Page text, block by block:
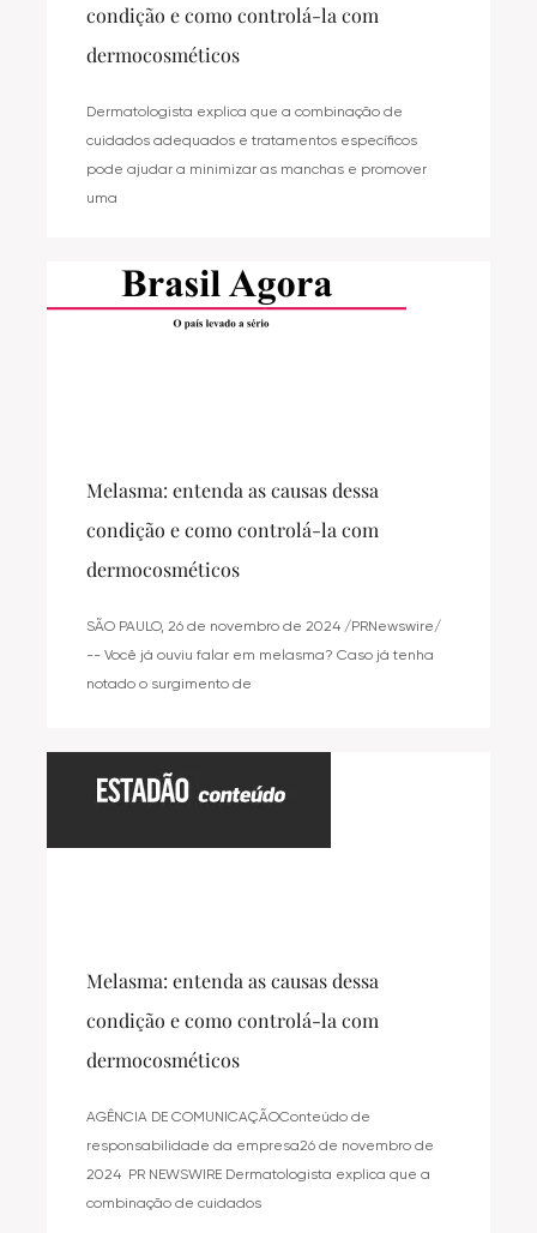
condição e como controlá-la com
dermocosméticos
Dermatologista explica que a combinação de
cuidados adequados e tratamentos específicos
pode ajudar a minimizar as manchas e promover
uma
Melasma: entenda as causas dessa
condição e como controlá-la com
dermocosméticos
SÃO PAULO, 26 de novembro de 2024 /PRNewswire/
-- Você já ouviu falar em melasma? Caso já tenha
notado o surgimento de
Melasma: entenda as causas dessa
condição e como controlá-la com
dermocosméticos
AGÊNCIA DE COMUNICAÇÃOConteúdo de
responsabilidade da empresa26 de novembro de
2024 PR NEWSWIRE Dermatologista explica que a
combinação de cuidados